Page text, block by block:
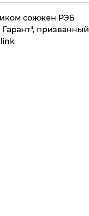
сожжен РЭБ
призванный